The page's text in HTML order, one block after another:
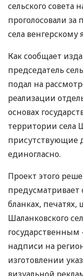
сельского совета
проголосовали
села венгерскому
Как сообщает
председатель
подал на
реализации
основах
территории села
присутствующие
единогласно.
Проект этого
бланках, печатях,
Шаланковского
надписи на
изготовлении